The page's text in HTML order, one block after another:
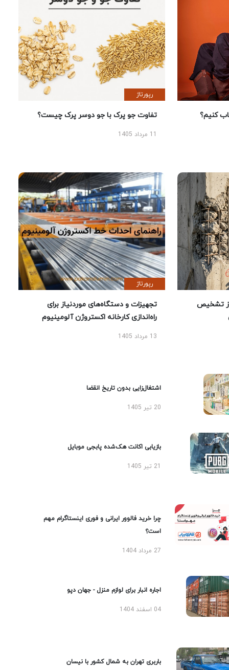
کنیم؟
رپورتاژ
تفاوت جو پرک با جو دوسر پرک چیست؟
تشخیص
رپورتاژ
تجهیزات و دستگاه‌های موردنیاز برای
راه‌اندازی کارخانه اکستروژن آلومینیوم
13 مرداد 1405
اشتغال‌زایی بدون تاریخ انقضا
20 تیر 1405
بازیابی اکانت هک‌شده پابجی موبایل
چرا خرید فالوور ایرانی و فوری اینستاگرام مهم
است؟
27 مرداد 1404
اجاره انبار برای لوازم منزل - جهان دپو
04 اسفند 1404
باربری تهران به شمال کشور با نیسان